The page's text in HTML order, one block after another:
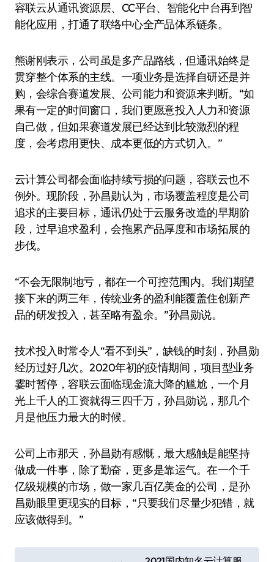
容联云从通讯资源层、CC平台、智能化中台再到智
能化应用，打通了联络中心全产品体系链条。
熊谢刚表示，公司虽是多产品路线，但通讯始终是
贯穿整个体系的主线。一项业务是选择自研还是并
购，会综合赛道发展、公司能力和资源来判断。“如
果有一定的时间窗口，我们更愿意投入人力和资源
自己做，但如果赛道发展已经达到比较激烈的程
度，会考虑用更快、成本更低的方式切入。”
云计算公司都会面临持续亏损的问题，容联云也不
例外。现阶段，孙昌勋认为，市场覆盖程度是公司
追求的主要目标，通讯仍处于云服务改造的早期阶
段，过早追求盈利，会拖累产品厚度和市场拓展的
步伐。
“不会无限制地亏，都在一个可控范围内。我们期望
接下来的两三年，传统业务的盈利能覆盖住创新产
品的研发投入，甚至略有盈余。”孙昌勋说。
技术投入时常令人“看不到头”，缺钱的时刻，孙昌勋
经历过好几次。2020年初的疫情期间，项目型业务
霎时暂停，容联云面临现金流大降的尴尬，一个月
光上千人的工资就得三四千万，孙昌勋说，那几个
月是他压力最大的时候。
公司上市那天，孙昌勋有感慨，最大感触是能坚持
做成一件事，除了勤奋，更多是靠运气。在一个千
亿级规模的市场，做一家几百亿美金的公司，是孙
昌勋眼里更现实的目标，“只要我们尽量少犯错，就
应该做得到。”